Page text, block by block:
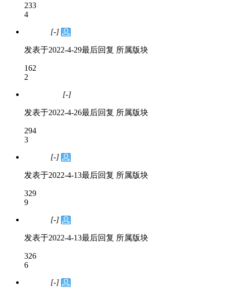
233
4
[-]
发表于2022-4-29最后回复 所属版块
162
2
[-]
发表于2022-4-26最后回复 所属版块
294
3
[-]
发表于2022-4-13最后回复 所属版块
329
9
[-]
发表于2022-4-13最后回复 所属版块
326
6
[-]